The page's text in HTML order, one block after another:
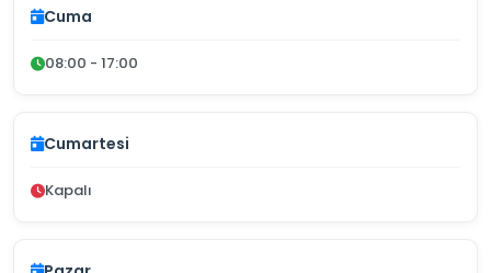
Cuma
08:00 - 17:00
Cumartesi
Kapalı